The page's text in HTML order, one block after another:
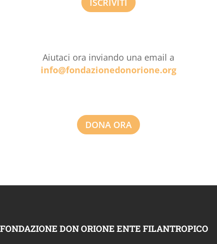
ISCRIVITI
Aiutaci ora inviando una email a
info@fondazionedonorione.org
DONA ORA
FONDAZIONE DON ORIONE ENTE FILANTROPICO